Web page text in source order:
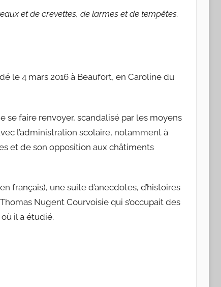
et de crevettes, de larmes et de tempêtes.
le 4 mars 2016 à Beaufort, en Caroline du
se faire renvoyer, scandalisé par les moyens
l’administration scolaire, notamment à
et de son opposition aux châtiments
français), une suite d’anecdotes, d’histoires
Nugent Courvoisie qui s’occupait des
il a étudié.